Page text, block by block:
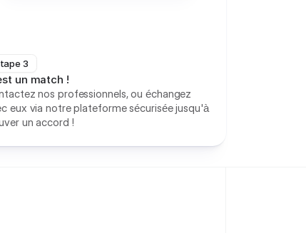
3
un match !
nos professionnels, ou échangez
eux via notre plateforme sécurisée jusqu'à
un accord !